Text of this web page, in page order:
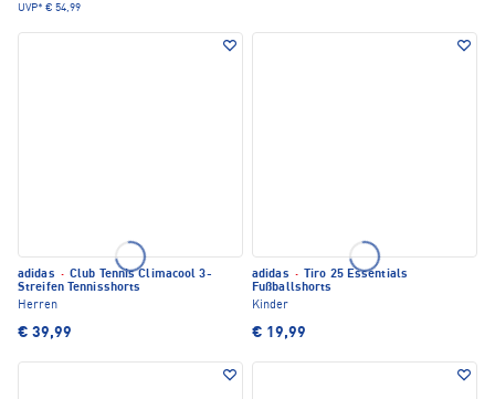
UVP* € 54,99
adidas · Club Tennis Climacool 3-
Streifen Tennisshorts
Herren
€ 39,99
adidas ·
Tiro 25 Essentials
Fußballshorts
Kinder
€ 19,99